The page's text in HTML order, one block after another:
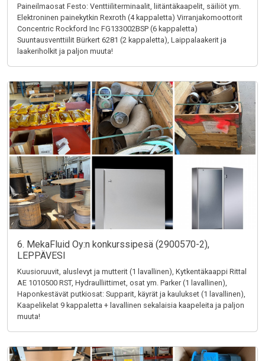
Paineilmaosat Festo: Venttiiliterminaalit, liitäntäkaapelit, säiliöt ym.
Elektroninen painekytkin Rexroth (4 kappaletta) Virranjakomoottorit
Concentric Rockford Inc FG133002BSP (6 kappaletta)
Suuntausventtiilit Bürkert 6281 (2 kappaletta), Laippalaakerit ja
laakeriholkit ja paljon muuta!
6. MekaFluid Oy:n konkurssipesä (2900570-2),
LEPPÄVESI
Kuusioruuvit, aluslevyt ja mutterit (1 lavallinen), Kytkentäkaappi Rittal
AE 1010500 RST, Hydraulliittimet, osat ym. Parker (1 lavallinen),
Haponkestävät putkiosat: Supparit, käyrät ja kaulukset (1 lavallinen),
Kaapelikelat 9 kappaletta + lavallinen sekalaisia kaapeleita ja paljon
muuta!